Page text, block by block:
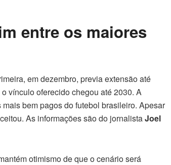
entre os maiores
em dezembro, previa extensão até
vínculo oferecido chegou até 2030. A
bem pagos do futebol brasileiro. Apesar
As informações são do jornalistaJoel
otimismo de que o cenário será